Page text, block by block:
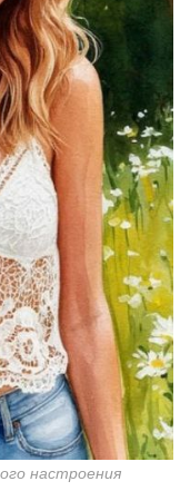
настроения